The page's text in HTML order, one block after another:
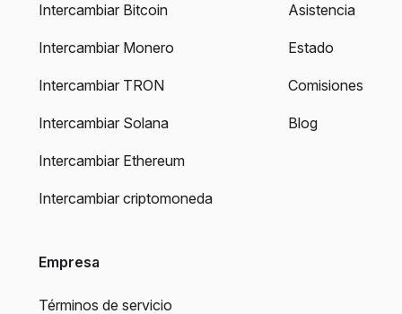
Intercambiar Bitcoin
Intercambiar Monero
Intercambiar TRON
Intercambiar Solana
Intercambiar Ethereum
Intercambiar criptomoneda
Asistencia
Estado
Comisiones
Blog
Empresa
Términos de servicio